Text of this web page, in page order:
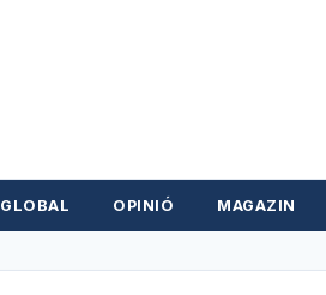
GLOBAL OPINIÓ MAGAZIN